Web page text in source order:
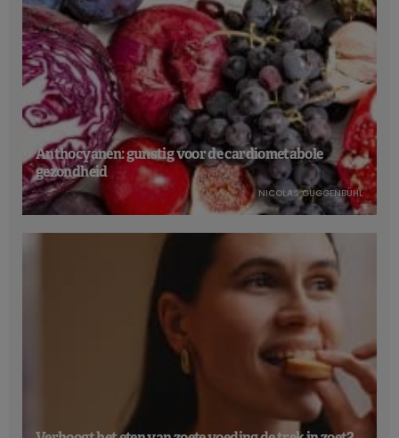
Anthocyanen: gunstig voor de cardiometabole
gezondheid
NICOLAS GUGGENBÜHL